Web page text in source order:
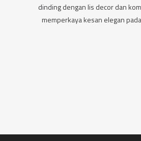
dinding dengan lis decor dan
memperkaya kesan elegan